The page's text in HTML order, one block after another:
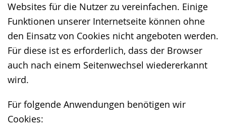
Websites für die Nutzer zu vereinfachen. Einige
Funktionen unserer Internetseite können ohne
den Einsatz von Cookies nicht angeboten werden.
Für diese ist es erforderlich, dass der Browser
auch nach einem Seitenwechsel wiedererkannt
wird.
Für folgende Anwendungen benötigen wir
Cookies: